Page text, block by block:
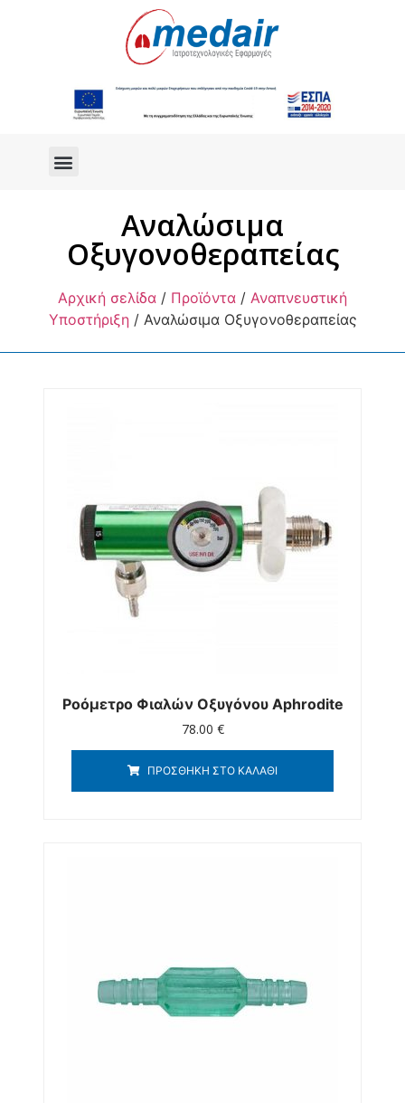
Αναλώσιμα
Οξυγονοθεραπείας
Αρχική σελίδα / Προϊόντα / Αναπνευστική
Υποστήριξη/ Αναλώσιμα Οξυγονοθεραπείας
Ροόμετρο Φιαλών Οξυγόνου Aphrodite
78.00 €
ΠΡΟΣΘΉΚΗ ΣΤΟ ΚΑΛΆΘΙ